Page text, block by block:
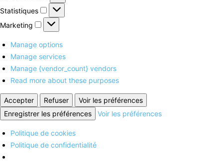
Statistiques
Statistiques
Marketing
Marketing
Manage options
Manage services
Manage {vendor_count} vendors
Read more about these purposes
Accepter Refuser
Voir les préférences
Enregistrer les préférences
Voir les préférences
Politique de cookies
Politique de confidentialité